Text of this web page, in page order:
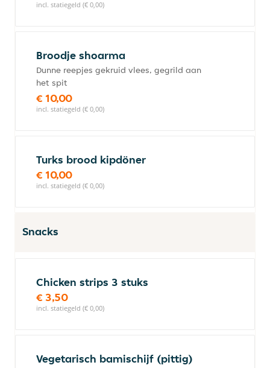
incl. statiegeld (€ 0,00)
Broodje shoarma
Dunne reepjes gekruid vlees, gegrild aan
het spit
€ 10,00
incl. statiegeld (€ 0,00)
Turks brood kipdöner
€ 10,00
incl. statiegeld (€ 0,00)
Snacks
Chicken strips 3 stuks
€ 3,50
incl. statiegeld (€ 0,00)
Vegetarisch bamischijf (pittig)